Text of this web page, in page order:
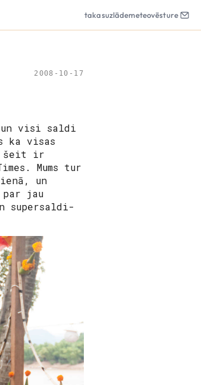
takasuzlādemeteovēsture
2008-10-17
visi saldi
ka visas
šeit ir
Mums tur
un
par jau
supersaldi-